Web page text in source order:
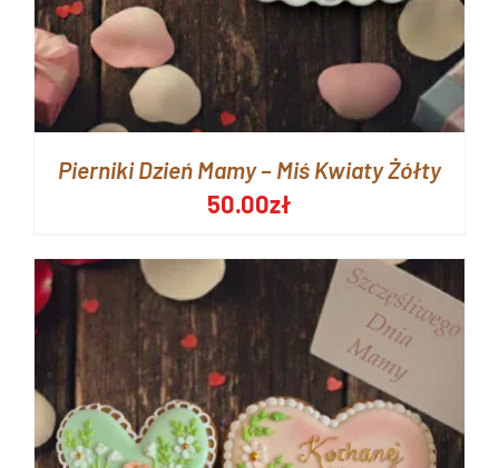
Pierniki Dzień Mamy – Miś Kwiaty Żółty
50.00zł